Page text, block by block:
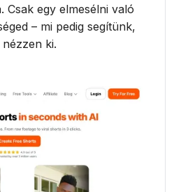
Csak egy elmesélni való
– mi pedig segítünk,
ki.